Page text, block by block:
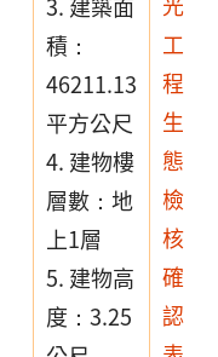
積：
46211.13
平方公尺
4. 建物樓
層數：地
上1層
5. 建物高
度：3.25
工
程
生
態
檢
核
確
認